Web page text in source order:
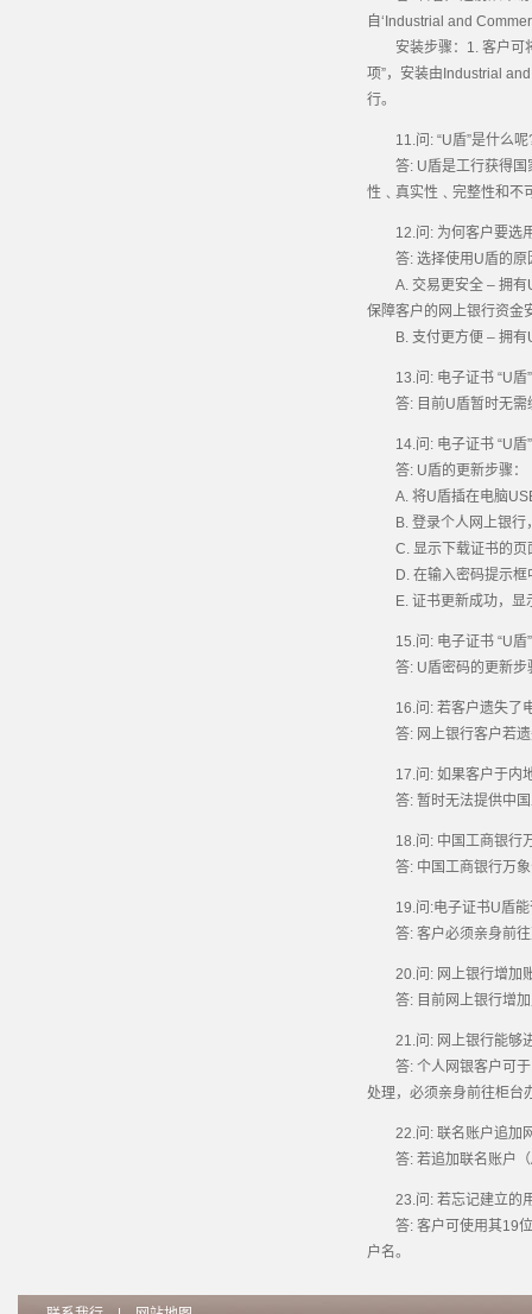
自‘Industrial and
安装步骤：1. 客户可将
项”，安装由Industrial
行。
11.问: “U盾”是什么呢
答: U盾是工行获得国家
性﹑真实性﹑完整性和不
12.问: 为何客户要选用
答: 选择使用U盾的原
A. 交易更安全 – 拥有U
保障客户的网上银行资金
B. 支付更方便 – 拥有U
13.问: 电子证书 “U盾”
答: 目前U盾暂时无需
14.问: 电子证书 “U盾”
答: U盾的更新步骤：
A. 将U盾插在电脑
B. 登录个人网上银行
C. 显示下载证书的页
D. 在输入密码提示框
E. 证书更新成功，显示
15.问: 电子证书 “U盾”
答: U盾密码的更新步骤
16.问: 若客户遗失了电
答: 网上银行客户若遗
17.问: 如果客户于内地
答: 暂时无法提供中国
18.问: 中国工商银行万
答: 中国工商银行万象
19.问:电子证书U盾能
答: 客户必须亲身前往
20.问: 网上银行增加
答: 目前网上银行增加
21.问: 网上银行能够进
答: 个人网银客户可于
处理，必须亲身前往柜台
22.问: 联名账户追加网
答: 若追加联名账户（A
23.问: 若忘记建立的
答: 客户可使用其19位
户名。